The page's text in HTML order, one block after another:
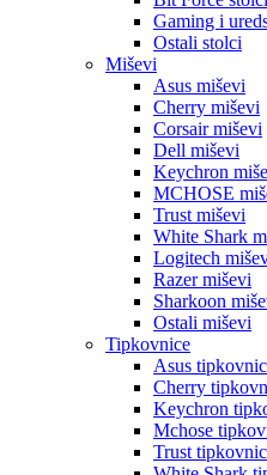
Gaming i
Ostali stolci
Miševi
Asus miševi
Cherry miševi
Corsair miševi
Dell miševi
Keychron
MCHOSE
Trust miševi
White Shark
Logitech
Razer miševi
Sharkoon
Ostali miševi
Tipkovnice
Asus
Cherry
Keychron
Mchose
Trust